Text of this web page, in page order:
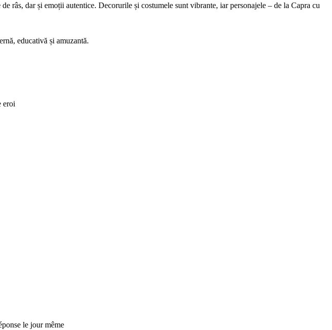
râs, dar și emoții autentice. Decorurile și costumele sunt vibrante, iar personajele – de la Capra cu
educativă și amuzantă.
eroi
le jour même